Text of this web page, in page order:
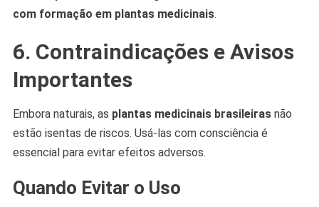
com formação em plantas medicinais.
6. Contraindicações e Avisos
Importantes
Embora naturais, as plantas medicinais brasileirasnão
estão isentas de riscos. Usá-las com consciência é
essencial para evitar efeitos adversos.
Quando Evitar o Uso